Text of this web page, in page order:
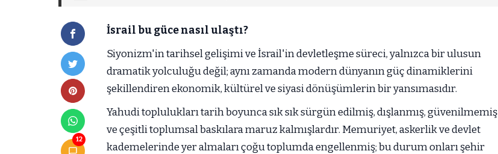
12
İsrail bu güce nasıl ulaştı?
Siyonizm'in tarihsel gelişimi ve İsrail'in devletleşme süreci, yalnızca bir ulusun
dramatik yolculuğu değil; aynı zamanda modern dünyanın güç dinamiklerini
şekillendiren ekonomik, kültürel ve siyasi dönüşümlerin bir yansımasıdır.
Yahudi toplulukları tarih boyunca sık sık sürgün edilmiş, dışlanmış, güvenilmemiş
ve çeşitli toplumsal baskılara maruz kalmışlardır. Memuriyet, askerlik ve devlet
kademelerinde yer almaları çoğu toplumda engellenmiş; bu durum onları şehir